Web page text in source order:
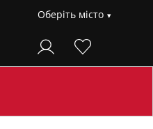
Оберіть місто